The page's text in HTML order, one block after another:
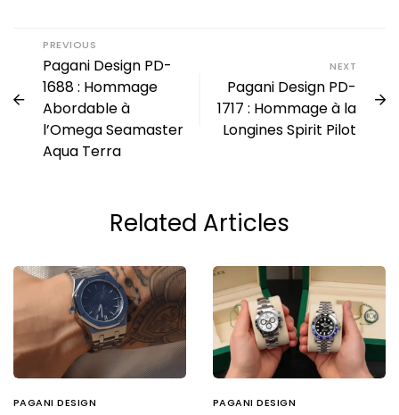
PREVIOUS
Pagani Design PD-
1688 : Hommage
Abordable à
l’Omega Seamaster
Aqua Terra
NEXT
Pagani Design PD-
1717 : Hommage à la
Longines Spirit Pilot
Related Articles
PAGANI DESIGN PAGANI DESIGN